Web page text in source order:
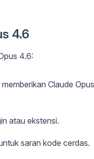
4.6
4.6:
Claude
atau ekstensi.
saran kode cerdas.